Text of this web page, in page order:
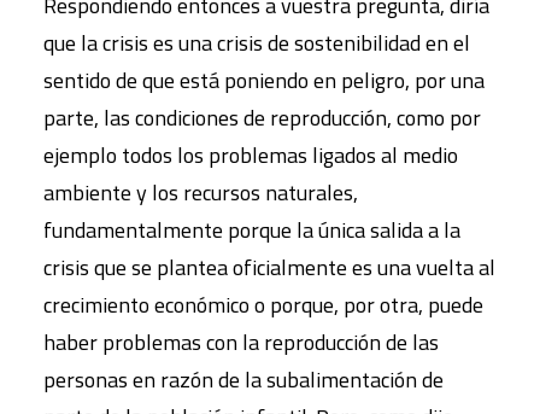
que la crisis es una crisis de sostenibilidad en el
sentido de que está poniendo en peligro, por una
parte, las condiciones de reproducción, como por
ejemplo todos los problemas ligados al medio
ambiente y los recursos naturales,
fundamentalmente porque la única salida a la
crisis que se plantea oficialmente es una vuelta al
crecimiento económico o porque, por otra, puede
haber problemas con la reproducción de las
personas en razón de la subalimentación de